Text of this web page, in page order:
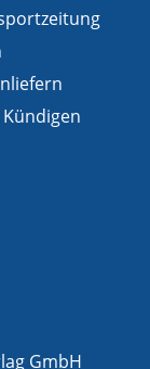
GmbH